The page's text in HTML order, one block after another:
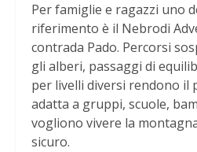
Per famiglie e ragazzi uno
riferimento è il Nebrodi
contrada Pado. Percorsi
gli alberi, passaggi di
per livelli diversi rendono il
adatta a gruppi, scuole,
vogliono vivere la
sicuro.